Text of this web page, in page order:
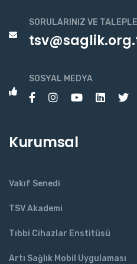
SORULARINIZ VE
SOSYAL MEDYA
Kurumsal
Vakıf Senedi
TSV Akademi
Tıbbi Cihazlar Enstitüsü
Artı Sağlık Mobil Uygulaması